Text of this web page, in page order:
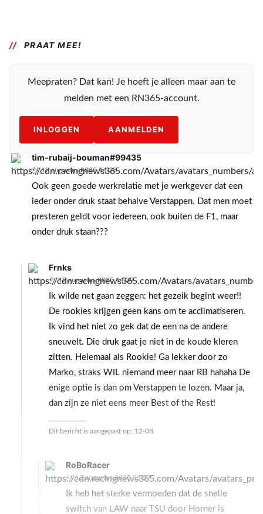
PRAAT MEE!
Meepraten? Dat kan! Je hoeft je alleen maar aan te
melden met een RN365-account.
INLOGGEN AANMELDEN
tim-rubaij-bouman#99435
12 augustus 2025 14:28
Ook geen goede werkrelatie met je werkgever dat een
ieder onder druk staat behalve Verstappen. Dat men moet
presteren geldt voor iedereen, ook buiten de F1, maar
onder druk staan???
Frnks
12 augustus 2025 14:39
Ik wilde net gaan zeggen: het gezeik begint weer!!
De rookies krijgen geen kans om te acclimatiseren.
Ik vind het niet zo gek dat de een na de andere
sneuvelt. Die druk gaat je niet in de koude kleren
zitten. Helemaal als Rookie! Ga lekker door zo
Marko, straks WIL niemand meer naar RB hahaha De
enige optie is dan om Verstappen te lozen. Maar ja,
dan zijn ze niet eens meer Best of the Rest!
Dit bericht is aangepast op: 12-08
RoBoRacer
12 augustus 2025 23:57
Ik heb het sterke vermoeden dat de snelle
switch van LAW naar TSU door Horner is